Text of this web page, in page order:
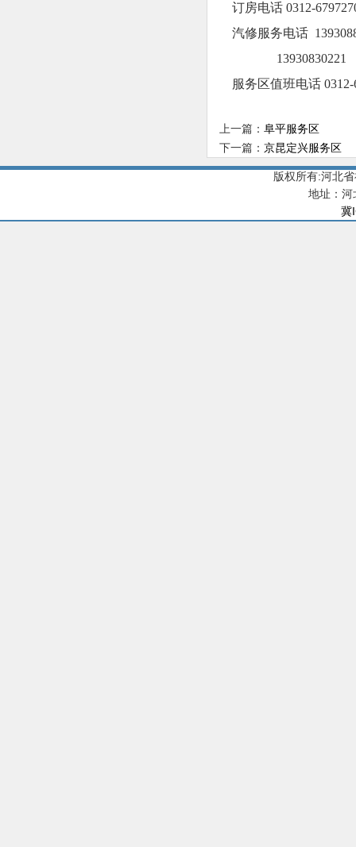
订房电话 0312-
汽修服务电话
13930830221
服务区值班电话 0312-
上一篇： 阜平服务区
下一篇： 京昆定兴服务区
版权所有:河北
地址：河
冀